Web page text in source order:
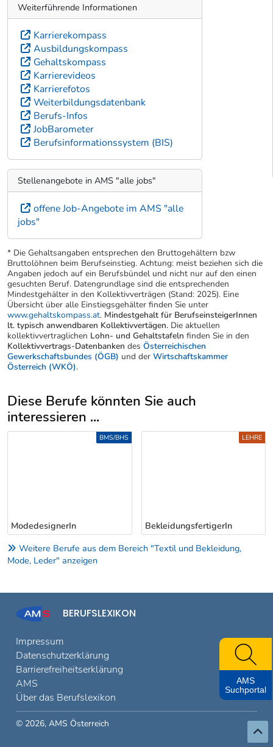
Weiterführende Informationen
Karrierekompass
Ausbildungskompass
Gehaltskompass
Karrierevideos
Karrierefotos
Weiterbildungsdatenbank
Berufs-Infos
JobBarometer
Berufsinformationssystem (BIS)
Stellenangebote in AMS "alle jobs"
offene Job-Angebote im AMS "alle
jobs"
* Die Gehaltsangaben entsprechen den Bruttogehältern bzw
Bruttolöhnen beim Berufseinstieg. Achtung: meist beziehen sich die
Angaben jedoch auf ein Berufsbündel und nicht nur auf den einen
gesuchten Beruf. Datengrundlage sind die entsprechenden
Mindestgehälter in den Kollektivverträgen (Stand: 2025). Eine
Übersicht über alle Einstiegsgehälter finden Sie unter
www.gehaltskompass.at. Mindestgehalt für BerufseinsteigerInnen
lt. typisch anwendbaren Kollektivvertägen. Die aktuellen
kollektivvertraglichen Lohn- und Gehaltstafeln finden Sie in den
Kollektivvertrags-Datenbanken des Österreichischen
Gewerkschaftsbundes (ÖGB) und der Wirtschaftskammer
Österreich (WKÖ).
Diese Berufe könnten Sie auch
interessieren ...
Uber weitere Berufsvorschläge
ModedesignerIn
BMS/BHS
BekleidungsfertigerIn
LEHRE
Weitere Berufe aus dem Bereich "Textil und Bekleidung,
Mode, Leder" anzeigen
BERUFSLEXIKON
Impressum
Datenschutzerklärung
Barrierefreiheitserklärung
AMS
Über das Berufslexikon
© 2026, AMS Österreich
AMS
Suchportal